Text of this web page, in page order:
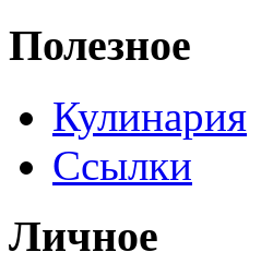
Полезное
Кулинария
Ссылки
Личное